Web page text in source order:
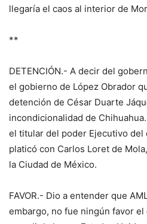
llegaría el caos al interior de
**
DETENCIÓN.- A decir del
el gobierno de López Obrador
detención de César Duarte
incondicionalidad de
el titular del poder Ejecutivo del
platicó con Carlos Loret de
la Ciudad de México.
FAVOR.- Dio a entender que
embargo, no fue ningún favor